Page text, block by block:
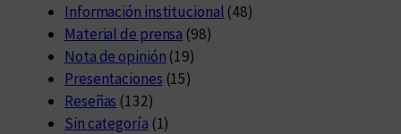
Información institucional (48)
Material de prensa (98)
Nota de opinión (19)
Presentaciones (15)
Reseñas (132)
Sin categoría (1)